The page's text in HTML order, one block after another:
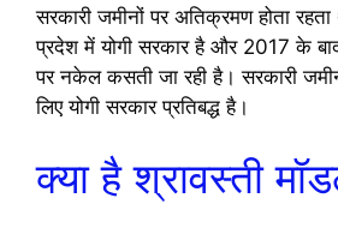
सरकारी जमीनों पर अतिक्रमण होता रहता
प्रदेश में योगी सरकार है और 2017 के
पर नकेल कसती जा रही है। सरकारी
लिए योगी सरकार प्रतिबद्ध है।
क्या है श्रावस्ती